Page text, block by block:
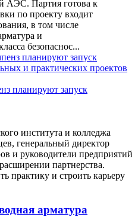
АЭС. Партия готова к
по проекту входит
в том числе
и
безопаснос...
планируют запуск
института и колледжа
генеральный директор
и руководители предприятий
партнерства.
практику и строить карьеру
арматура